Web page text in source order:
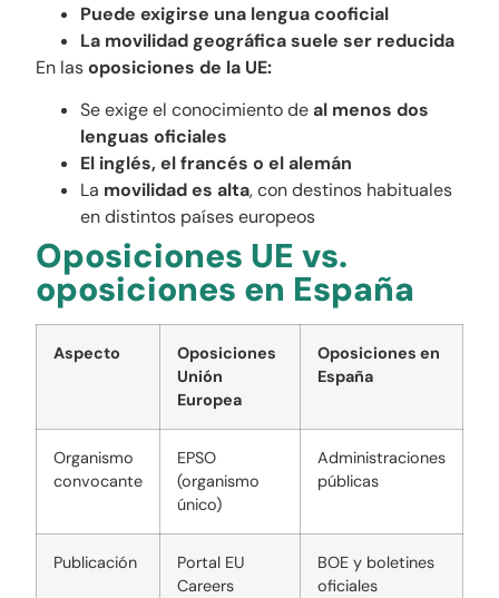
Puede exigirse una lengua cooficial
La movilidad geográfica suele ser reducida
En lasoposiciones de la UE:
Se exige el conocimiento deal menos dos
lenguas oficiales
El inglés, el francés o el alemán
La movilidad es alta, con destinos habituales
en distintos países europeos
Oposiciones UE vs.
oposiciones en España
Aspecto
Oposiciones
Unión
Europea
Oposiciones en
España
Organismo
convocante
EPSO
(organismo
único)
Administraciones
públicas
Publicación
Portal EU
Careers
BOE y boletines
oficiales